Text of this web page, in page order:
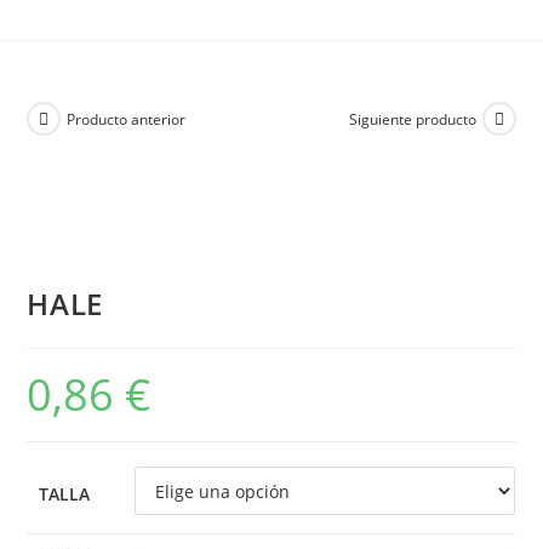
Producto anterior Siguiente producto
HALE
0,86 €
TALLA